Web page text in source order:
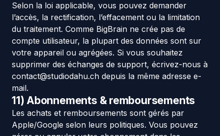
Selon la loi applicable, vous pouvez demander
l’accès, la rectification, l’effacement ou la limitation
du traitement. Comme BigBrain ne crée pas de
compte utilisateur, la plupart des données sont sur
votre appareil ou agrégées. Si vous souhaitez
supprimer des échanges de support, écrivez-nous à
contact@studiodahu.ch depuis la même adresse e-
mail.
11) Abonnements & remboursements
Les achats et remboursements sont gérés par
Apple/Google selon leurs politiques. Vous pouvez